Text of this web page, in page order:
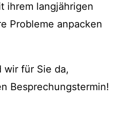
ihrem langjährigen
Probleme anpacken
wir für Sie da,
Besprechungstermin!